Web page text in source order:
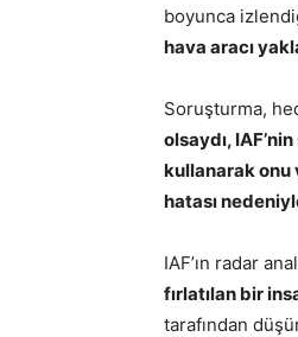
boyunca
hava aracı
Soruşturma,
olsaydı,
kullanarak onu
hatası
IAF’ın radar
fırlatılan bir
tarafından